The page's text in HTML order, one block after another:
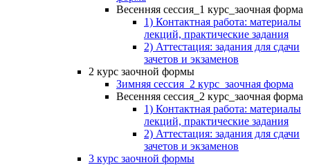
Весенняя сессия_1 курс_заочная форма
1) Контактная работа: материалы
лекций, практические задания
2) Аттестация: задания для сдачи
зачетов и экзаменов
2 курс заочной формы
Зимняя сессия_2 курс_заочная форма
Весенняя сессия_2 курс_заочная форма
1) Контактная работа: материалы
лекций, практические задания
2) Аттестация: задания для сдачи
зачетов и экзаменов
3 курс заочной формы